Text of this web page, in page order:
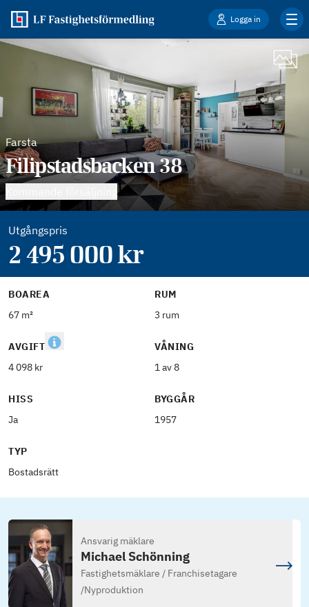
Logga in
Farsta
Filipstadsbacken 38
Utgångspris
2 495 000kr
BOAREA
67 m²
RUM
3 rum
AVGIFT
4 098 kr
VÅNING
1 av 8
HISS
Ja
BYGGÅR
1957
TYP
Bostadsrätt
Ansvarig mäklare
Michael Schönning
Fastighetsmäklare / Franchisetagare
/Nyproduktion